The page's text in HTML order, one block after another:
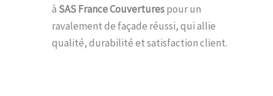
à SAS France Couverturespour un
ravalement de façade réussi, qui allie
qualité, durabilité et satisfaction client.